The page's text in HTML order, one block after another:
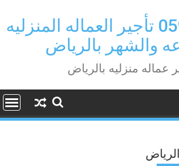
0596042802 تأجير العماله المنزليه
والشهر بالرياض
عماله منزليه بالرياض